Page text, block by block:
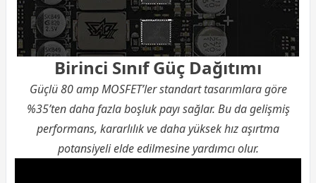
Birinci Sınıf Güç Dağıtımı
Güçlü 80 amp MOSFET’ler standart tasarımlara göre
%35’ten daha fazla boşluk payı sağlar. Bu da gelişmiş
performans, kararlılık ve daha yüksek hız aşırtma
potansiyeli elde edilmesine yardımcı olur.